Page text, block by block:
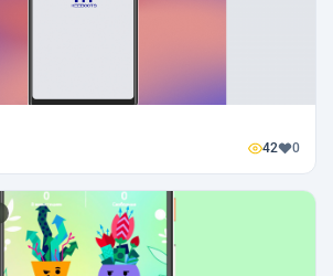
42 0